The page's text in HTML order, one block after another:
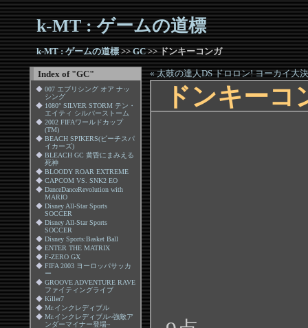
k-MT : ゲームの道標
k-MT : ゲームの道標>>GC>> ドンキーコンガ
Index of "GC"
◆ 007 エブリシング オア ナッ
シング
◆ 1080° SILVER STORM テン・
エイティ シルバーストーム
◆ 2002 FIFAワールドカップ
(TM)
◆ BEACH SPIKERS(ビーチスパ
イカーズ)
◆ BLEACH GC 黄昏にまみえる
死神
◆ BLOODY ROAR EXTREME
◆ CAPCOM VS. SNK2 EO
◆ DanceDanceRevolution with
MARIO
◆ Disney All-Star Sports
SOCCER
◆ Disney All-Star Sports
SOCCER
◆ Disney Sports:Basket Ball
◆ ENTER THE MATRIX
◆ F-ZERO GX
◆ FIFA 2003 ヨーロッパサッカ
ー
◆ GROOVE ADVENTURE RAVE
ファイティングライブ
◆ Killer7
◆ Mr.インクレディブル
◆ Mr.インクレディブル~強敵ア
ンダーマイナー登場~
« 太鼓の達人DS ドロロン! ヨーカイ大
ドンキーコ